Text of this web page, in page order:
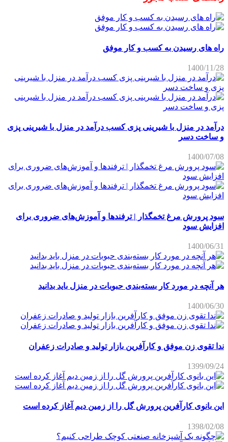
راه های رسیدن به کسب و کار موفق
1400/11/28
درآمد در منزل با شیرینی پزی کسب درآمد در منزل با شیرینی پزی
و ساخت دسر
1400/07/08
سود پرورش مرغ تخمگذار | ترفندها و آموزش‌های ضروری برای
افزایش سود
1400/06/31
هر آنچه در مورد کار بسته‌بندی حبوبات در منزل باید بدانید
1400/06/30
ندا تقوی زن موفق و کارآفرین بازار تولید و صادرات زعفران
1399/09/24
این بانوی کارآفرین پرورش گل را از زمین دیم آغاز کرده است
1398/02/08